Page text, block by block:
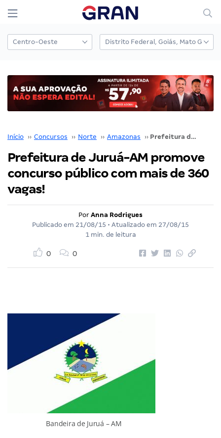
Início ›› Concursos ›› Norte ›› Amazonas ›› Prefeitura de Juruá-AM promove concurso público com mais de 360 vagas!
Prefeitura de Juruá-AM promove
concurso público com mais de 360
vagas!
Por Anna Rodrigues
Publicado em 21/08/15 • Atualizado em 27/08/15
1 min. de leitura
0 0
Bandeira de Juruá – AM